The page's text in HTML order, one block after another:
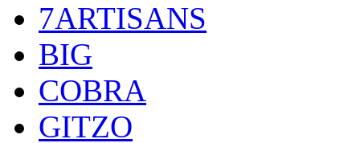
7ARTISANS
BIG
COBRA
GITZO